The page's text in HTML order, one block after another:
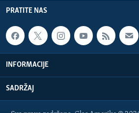
PRATITE NAS
INFORMACIJE
SADRŽAJ